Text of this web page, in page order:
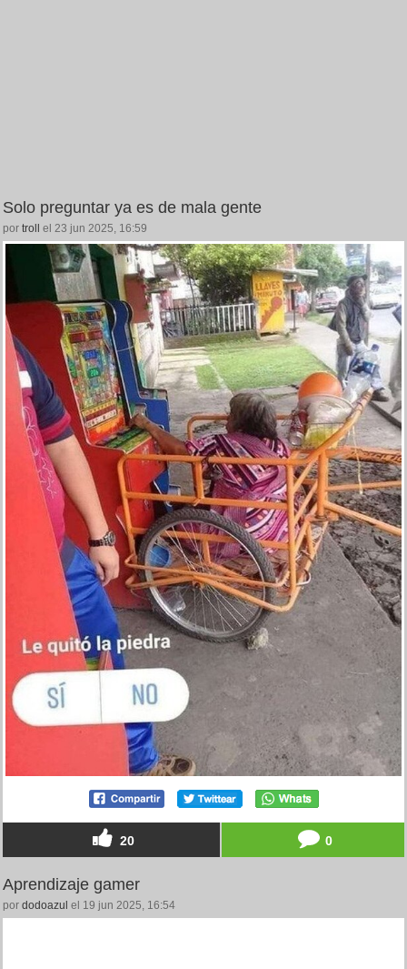
Solo preguntar ya es de mala gente
por troll el 23 jun 2025, 16:59
20 0
Aprendizaje gamer
por dodoazul el 19 jun 2025, 16:54